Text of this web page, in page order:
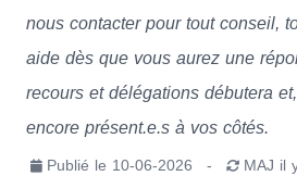
nous contacter pour tout conseil,
aide dès que vous aurez une
recours et délégations débutera
encore présent.e.s à vos côtés.
Publié le 10-06-2026 - MAJ il